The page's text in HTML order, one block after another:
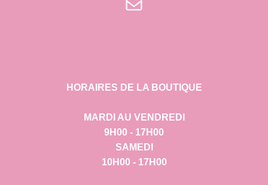
HORAIRES DE LA BOUTIQUE
MARDI AU VENDREDI
9H00 - 17H00
SAMEDI
10H00 - 17H00